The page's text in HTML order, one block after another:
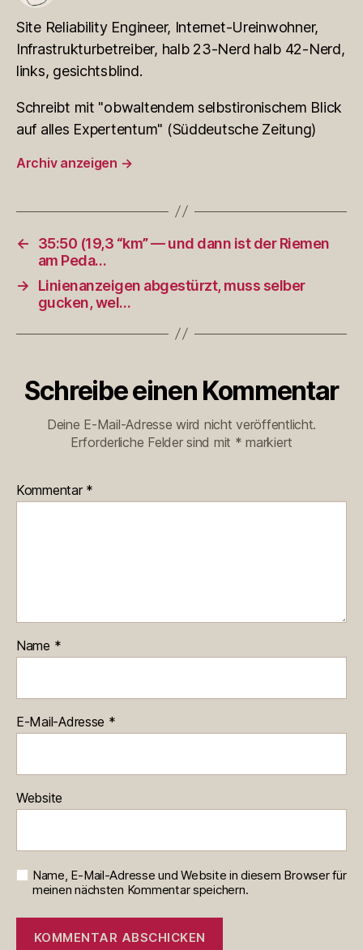
Site Reliability Engineer, Internet-Ureinwohner,
Infrastrukturbetreiber, halb 23-Nerd halb 42-Nerd,
links, gesichtsblind.
Schreibt mit "obwaltendem selbstironischem Blick
auf alles Expertentum" (Süddeutsche Zeitung)
Archiv anzeigen →
←
35:50 (19,3 “km” — und dann ist der Riemen
am Peda…
→
Linienanzeigen abgestürzt, muss selber
gucken, wel…
Schreibe einen Kommentar
Deine E-Mail-Adresse wird nicht veröffentlicht.
Erforderliche Felder sind mit * markiert
Kommentar *
Name *
E-Mail-Adresse *
Website
Name, E-Mail-Adresse und Website in diesem Browser für
meinen nächsten Kommentar speichern.